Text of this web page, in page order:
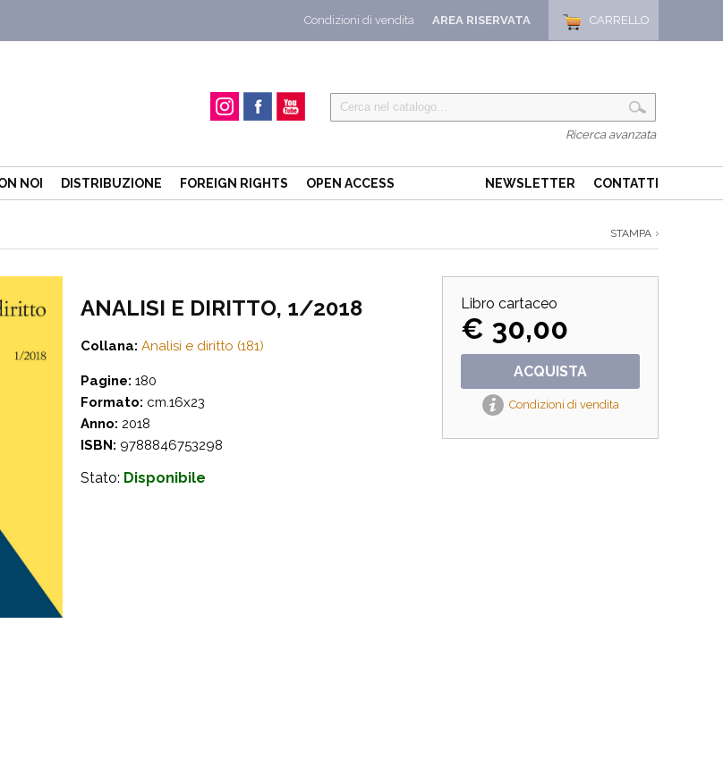
CARRELLO
AREA RISERVATA
Condizioni di vendita
Ricerca avanzata
NOI DISTRIBUZIONE FOREIGN RIGHTS OPEN ACCESS NEWSLETTER CONTATTI
STAMPA
Libro cartaceo
€ 30,00
ACQUISTA
Condizioni di vendita
ANALISI E DIRITTO, 1/2018
Collana: Analisi e diritto (181)
Pagine: 180
Formato: cm.16x23
Anno: 2018
ISBN: 9788846753298
Stato: Disponibile